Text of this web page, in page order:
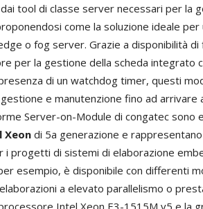
tool di classe server necessari per la
come la soluzione ideale per
o fog server. Grazie a disponibilità di
per la gestione della scheda integrato
di un watchdog timer, questi
e manutenzione fino ad arrivare
Server-on-Module di congatec sono
Xeon di 5a generazione e
progetti di sistemi di elaborazione
esempio, è disponibile con differenti
a elevato parallelismo o